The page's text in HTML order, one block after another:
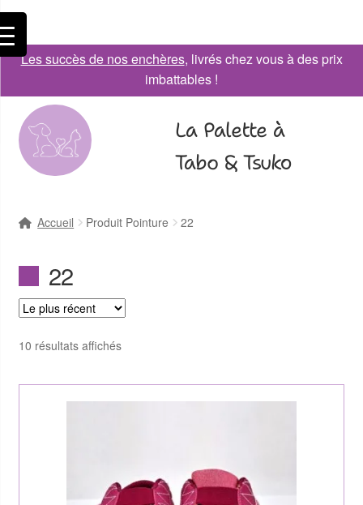
Les succès de nos enchères, livrés chez vous à des prix
imbattables !
La Palette à
Tabo & Tsuko
Accueil Produit Pointure 22
22
10 résultats affichés